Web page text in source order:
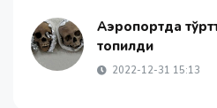
Аэропортда
топилди
2022-12-31 15:13